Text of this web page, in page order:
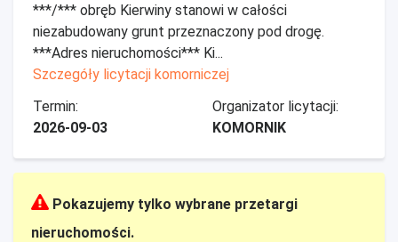
***/*** obręb Kierwiny stanowi w całości
niezabudowany grunt przeznaczony pod drogę.
***Adres nieruchomości*** Ki...
Szczegóły licytacji komorniczej
Termin:
2026-09-03
Organizator licytacji:
KOMORNIK
Pokazujemy tylko wybrane przetargi
nieruchomości.